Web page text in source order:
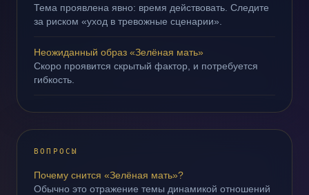
Тема проявлена явно: время действовать. Следите
за риском «уход в тревожные сценарии».
Неожиданный образ «Зелёная мать»
Скоро проявится скрытый фактор, и потребуется
гибкость.
ВОПРОСЫ
Почему снится «Зелёная мать»?
Обычно это отражение темы динамикой отношений